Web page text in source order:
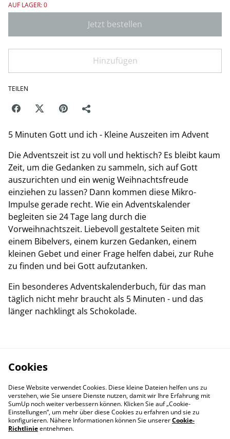
AUF LAGER: 0
Jetzt bestellen
Hinzufügen
TEILEN
5 Minuten Gott und ich - Kleine Auszeiten im Advent
Die Adventszeit ist zu voll und hektisch? Es bleibt kaum
Zeit, um die Gedanken zu sammeln, sich auf Gott
auszurichten und ein wenig Weihnachtsfreude
einziehen zu lassen? Dann kommen diese Mikro-
Impulse gerade recht. Wie ein Adventskalender
begleiten sie 24 Tage lang durch die
Vorweihnachtszeit. Liebevoll gestaltete Seiten mit
einem Bibelvers, einem kurzen Gedanken, einem
kleinen Gebet und einer Frage helfen dabei, zur Ruhe
zu finden und bei Gott aufzutanken.
Ein besonderes Adventskalenderbuch, für das man
täglich nicht mehr braucht als 5 Minuten - und das
länger nachklingt als Schokolade.
Cookies
Diese Website verwendet Cookies. Diese kleine Dateien helfen uns zu
verstehen, wie Sie unsere Dienste nutzen, damit wir Ihre Erfahrung mit
SumUp noch weiter verbessern können. Klicken Sie auf „Cookie-
Einstellungen“, um mehr über diese Cookies zu erfahren und sie zu
konfigurieren. Nähere Informationen können Sie unsererCookie-
Richtlinieentnehmen.